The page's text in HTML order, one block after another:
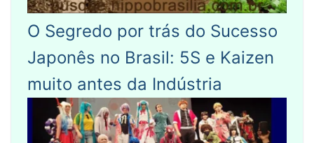
O Segredo por trás do Sucesso
Japonês no Brasil: 5S e Kaizen
muito antes da Indústria